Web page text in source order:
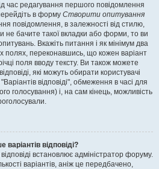
час редагування першого повідомлення
в форму Створити опитування
повідомлення, в залежності від стилю,
не бачите такої вкладки або форми, то ви
Вкажіть питання і як мінімум два
полях, переконавшись, що кожен варіант
поля вводу тексту. Ви також можете
які можуть обирати користувачі
відповіді", обмеження в часі для
голосування) і, на сам кінець, можливість
відповіді?
встановлює адміністратор форуму.
варіантів, аніж це передбачено,